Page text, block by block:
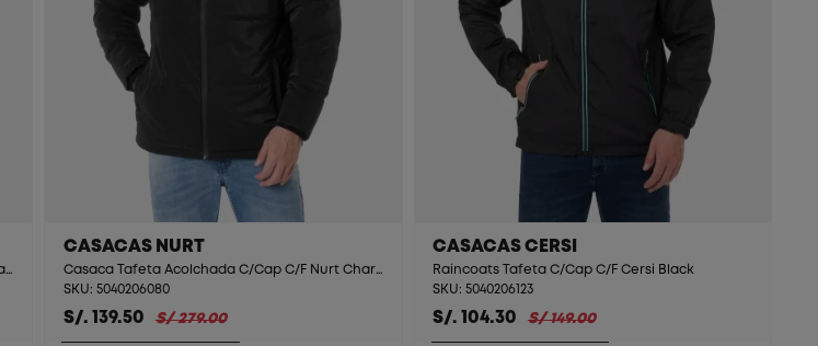
Casaca Tafeta Acolchada C/Cap C/F Nurt Arean/Negro
CASACAS NURT
Casaca Tafeta Acolchada C/Cap C/F Nurt Charcoal/Negro
SKU: 5040206080
S/. 139.50 S/ 279.00
CASACAS CERSI
Raincoats Tafeta C/Cap C/F Cersi Black
SKU: 5040206123
S/. 104.30 S/ 149.00